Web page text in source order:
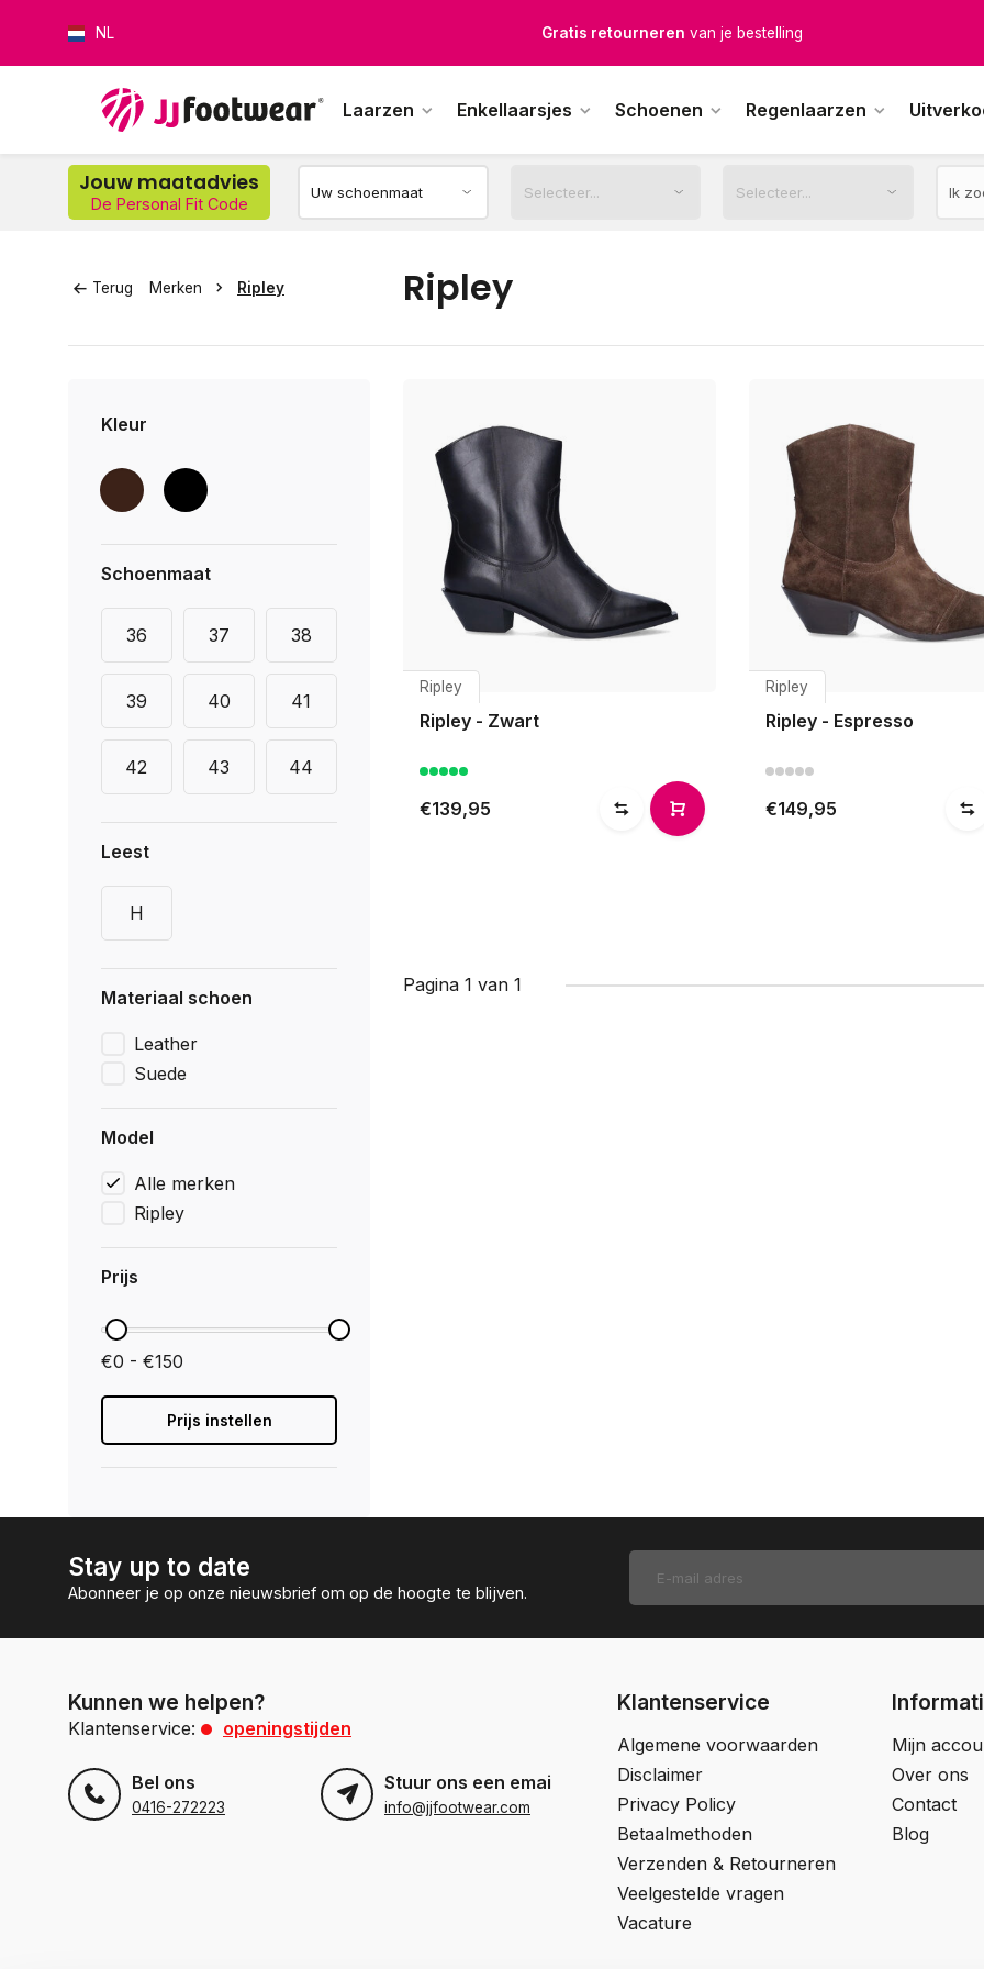
NL Gratis retourneren van je bestelling
Laarzen Enkellaarsjes Schoenen Regenlaarzen
Jouw maatadvies
De Personal Fit Code
Terug Merken Ripley Ripley
Kleur
Schoenmaat
36 37 38
39 40 41
42 43 44
Leest
H
Materiaal schoen
Leather
Suede
Model
Alle merken
Ripley
Prijs
€0 - €150
Prijs instellen
Ripley
Ripley - Zwart
€139,95
Ripley
Ripley - Espresso
€149,95
Pagina 1 van 1
Stay up to date
Abonneer je op onze nieuwsbrief om op de hoogte te blijven.
Kunnen we helpen?
Klantenservice: openingstijden
Bel ons
0416-272223
Stuur ons een email
info@jjfootwear.com
Klantenservice
Algemene voorwaarden
Disclaimer
Privacy Policy
Betaalmethoden
Verzenden & Retourneren
Veelgestelde vragen
Vacature
Mijn
Over ons
Contact
Blog